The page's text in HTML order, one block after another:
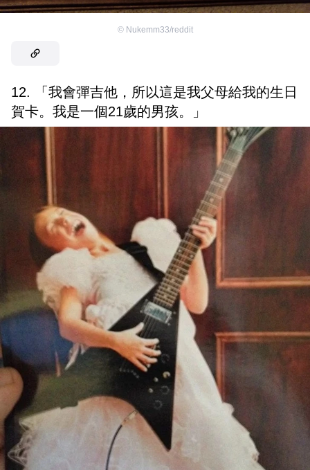
© Nukemm33/reddit
12. 「我會彈吉他，所以這是我父母給我的生日
賀卡。我是一個21歲的男孩。」